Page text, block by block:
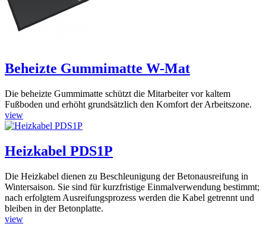
Beheizte Gummimatte W-Mat
Die beheizte Gummimatte schützt die Mitarbeiter vor kaltem
Fußboden und erhöht grundsätzlich den Komfort der Arbeitszone.
view
Heizkabel PDS1P
Die Heizkabel dienen zu Beschleunigung der Betonausreifung in
Wintersaison. Sie sind für kurzfristige Einmalverwendung bestimmt;
nach erfolgtem Ausreifungsprozess werden die Kabel getrennt und
bleiben in der Betonplatte.
view